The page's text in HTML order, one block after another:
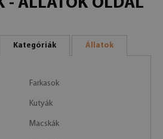
- ÁLLATOK OLDAL
Kategóriák Állatok
Farkasok
Kutyák
Macskák